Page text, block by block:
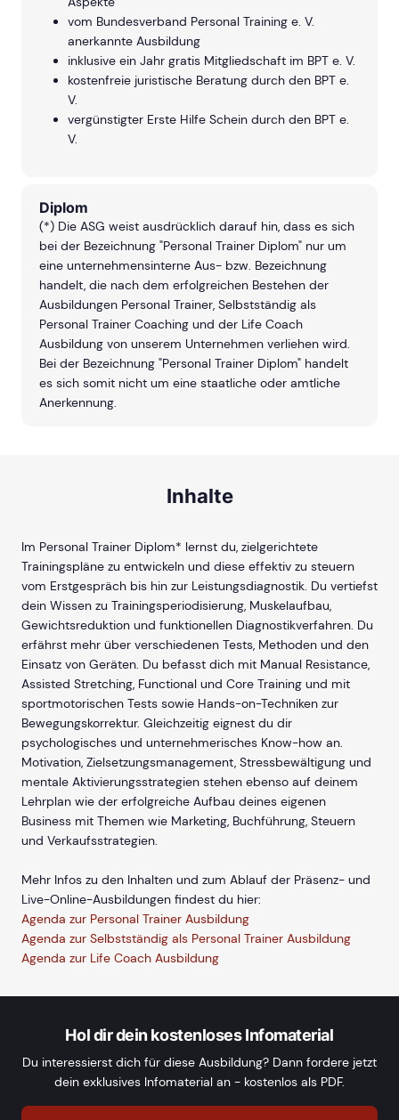
vom Bundesverband Personal Training e. V.
anerkannte Ausbildung
inklusive ein Jahr gratis Mitgliedschaft im BPT e. V.
kostenfreie juristische Beratung durch den BPT e.
V.
vergünstigter Erste Hilfe Schein durch den BPT e.
V.
Diplom
(*) Die ASG weist ausdrücklich darauf hin, dass es sich
bei der Bezeichnung "Personal Trainer Diplom" nur um
eine unternehmensinterne Aus- bzw. Bezeichnung
handelt, die nach dem erfolgreichen Bestehen der
Ausbildungen Personal Trainer, Selbstständig als
Personal Trainer Coaching und der Life Coach
Ausbildung von unserem Unternehmen verliehen wird.
Bei der Bezeichnung "Personal Trainer Diplom" handelt
es sich somit nicht um eine staatliche oder amtliche
Anerkennung.
Inhalte
Im Personal Trainer Diplom* lernst du, zielgerichtete
Trainingspläne zu entwickeln und diese effektiv zu steuern
vom Erstgespräch bis hin zur Leistungsdiagnostik. Du vertiefst
dein Wissen zu Trainingsperiodisierung, Muskelaufbau,
Gewichtsreduktion und funktionellen Diagnostikverfahren. Du
erfährst mehr über verschiedenen Tests, Methoden und den
Einsatz von Geräten. Du befasst dich mit Manual Resistance,
Assisted Stretching, Functional und Core Training und mit
sportmotorischen Tests sowie Hands-on-Techniken zur
Bewegungskorrektur. Gleichzeitig eignest du dir
psychologisches und unternehmerisches Know-how an.
Motivation, Zielsetzungsmanagement, Stressbewältigung und
mentale Aktivierungsstrategien stehen ebenso auf deinem
Lehrplan wie der erfolgreiche Aufbau deines eigenen
Business mit Themen wie Marketing, Buchführung, Steuern
und Verkaufsstrategien.
Mehr Infos zu den Inhalten und zum Ablauf der Präsenz- und
Live-Online-Ausbildungen findest du hier:
Agenda zur Personal Trainer Ausbildung
Agenda zur Selbstständig als Personal Trainer Ausbildung
Agenda zur Life Coach Ausbildung
Hol dir dein kostenloses Infomaterial
Du interessierst dich für diese Ausbildung? Dann fordere jetzt
dein exklusives Infomaterial an - kostenlos als PDF.